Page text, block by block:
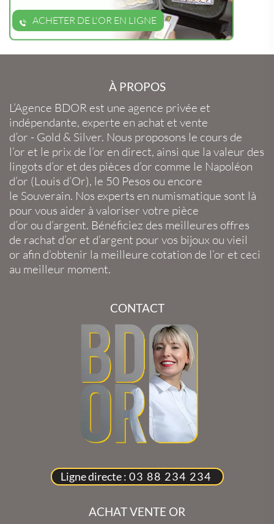
ACHETER DE L'OR EN LIGNE
À PROPOS
L’Agence BDOR est une agence privée et
indépendante, experte en achat et vente
d’or - Gold & Silver. Nous proposons le cours de
l’or et le prix de l’or en direct, ainsi que la valeur des
lingots d’or et des pièces d’or comme le Napoléon
d’or (Louis d’Or), le 50 Pesos ou encore
le Souverain. Nos experts en numismatique sont là
pour vous aider à valoriser votre pièce
d’or ou d’argent. Bénéficiez des meilleures offres
de rachat d’or et d’argent pour vos bijoux ou vieil
or afin d’obtenir la meilleure cotation de l’or et ceci
au meilleur moment.
CONTACT
Ligne directe : 03 88 234 234
ACHAT VENTE OR